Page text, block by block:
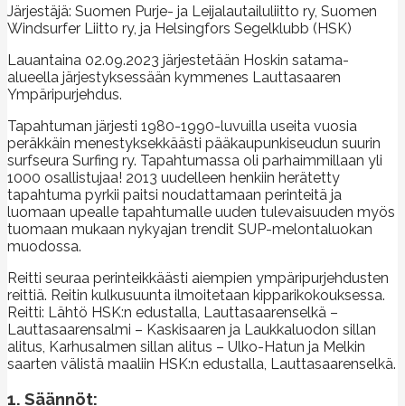
Järjestäjä: Suomen Purje- ja Leijalautailuliitto ry, Suomen
Windsurfer Liitto ry, ja Helsingfors Segelklubb (HSK)
Lauantaina 02.09.2023 järjestetään Hoskin satama-
alueella järjestyksessään kymmenes Lauttasaaren
Ympäripurjehdus.
Tapahtuman järjesti 1980-1990-luvuilla useita vuosia
peräkkäin menestyksekkäästi pääkaupunkiseudun suurin
surfseura Surfing ry. Tapahtumassa oli parhaimmillaan yli
1000 osallistujaa! 2013 uudelleen henkiin herätetty
tapahtuma pyrkii paitsi noudattamaan perinteitä ja
luomaan upealle tapahtumalle uuden tulevaisuuden myös
tuomaan mukaan nykyajan trendit SUP-melontaluokan
muodossa.
Reitti seuraa perinteikkäästi aiempien ympäripurjehdusten
reittiä. Reitin kulkusuunta ilmoitetaan kipparikokouksessa.
Reitti: Lähtö HSK:n edustalla, Lauttasaarenselkä –
Lauttasaarensalmi – Kaskisaaren ja Laukkaluodon sillan
alitus, Karhusalmen sillan alitus – Ulko-Hatun ja Melkin
saarten välistä maaliin HSK:n edustalla, Lauttasaarenselkä.
1. Säännöt: